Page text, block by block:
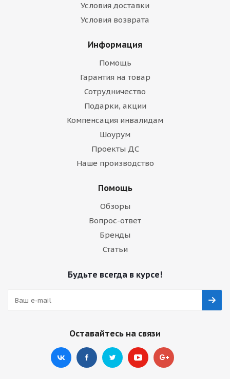
Условия доставки
Условия возврата
Информация
Помощь
Гарантия на товар
Сотрудничество
Подарки, акции
Компенсация инвалидам
Шоурум
Проекты ДС
Наше производство
Помощь
Обзоры
Вопрос-ответ
Бренды
Статьи
Будьте всегда в курсе!
Оставайтесь на связи